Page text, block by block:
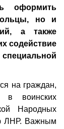
оформить
но и
а также
содействие
на граждан,
воинских
Народных
ЛНР. Важным